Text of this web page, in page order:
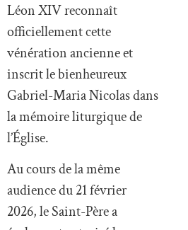
Léon XIV reconnaît
officiellement cette
vénération ancienne et
inscrit le bienheureux
Gabriel-Maria Nicolas dans
la mémoire liturgique de
l’Église.
Au cours de la même
audience du 21 février
2026, le Saint-Père a